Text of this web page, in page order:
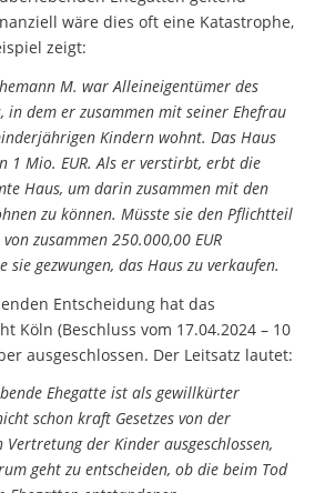
wäre dies oft eine Katastrophe,
zeigt:
M. war Alleineigentümer des
in dem er zusammen mit seiner Ehefrau
Kindern wohnt. Das Haus
1 Mio. EUR. Als er verstirbt, erbt die
Haus, um darin zusammen mit den
zu können. Müsste sie den Pflichtteil
zusammen 250.000,00 EUR
sie gezwungen, das Haus zu verkaufen.
Entscheidung hat das
Köln (Beschluss vom 17.04.2024 – 10
ausgeschlossen. Der Leitsatz lautet:
Ehegatte ist als gewillkürter
schon kraft Gesetzes von der
Vertretung der Kinder ausgeschlossen,
geht zu entscheiden, ob die beim Tod